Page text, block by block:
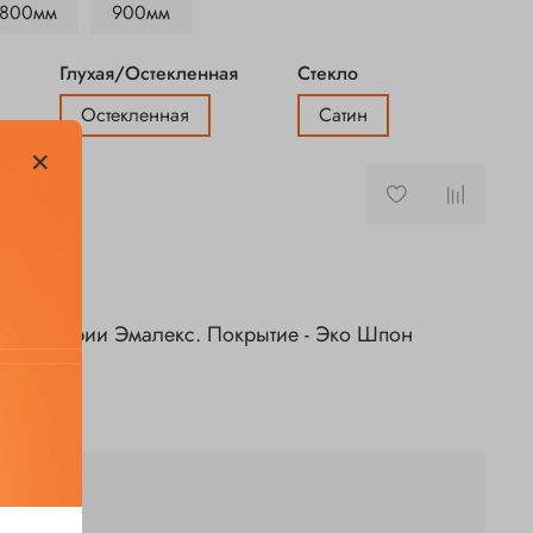
800мм 900мм
Глухая/Остекленная
Остекленная
Стекло
Сатин
серии Эмалекс. Покрытие - Эко Шпон